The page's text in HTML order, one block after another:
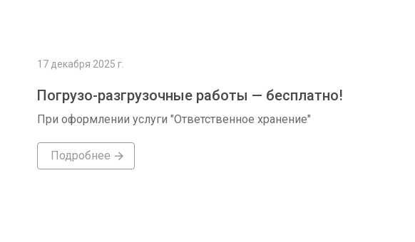
17 декабря 2025 г.
Погрузо-разгрузочные работы — бесплатно!
При оформлении услуги "Ответственное хранение"
Подробнее